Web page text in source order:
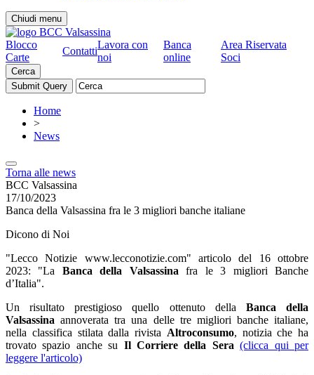
Chiudi menu
Blocco
Carte
Contatti
Lavora con
noi
Banca
online
Area Riservata
Soci
Cerca
Home
>
News
Torna alle news
BCC Valsassina
17/10/2023
Banca della Valsassina fra le 3 migliori banche italiane
Dicono di Noi
"Lecco Notizie www.lecconotizie.com" articolo del 16 ottobre
2023: "La Banca della Valsassina fra le 3 migliori Banche
d’Italia".
Un risultato prestigioso quello ottenuto della Banca della
Valsassina annoverata tra una delle tre migliori banche italiane,
nella classifica stilata dalla rivista Altroconsumo, notizia che ha
trovato spazio anche su Il Corriere della Sera (clicca qui per
leggere l'articolo)